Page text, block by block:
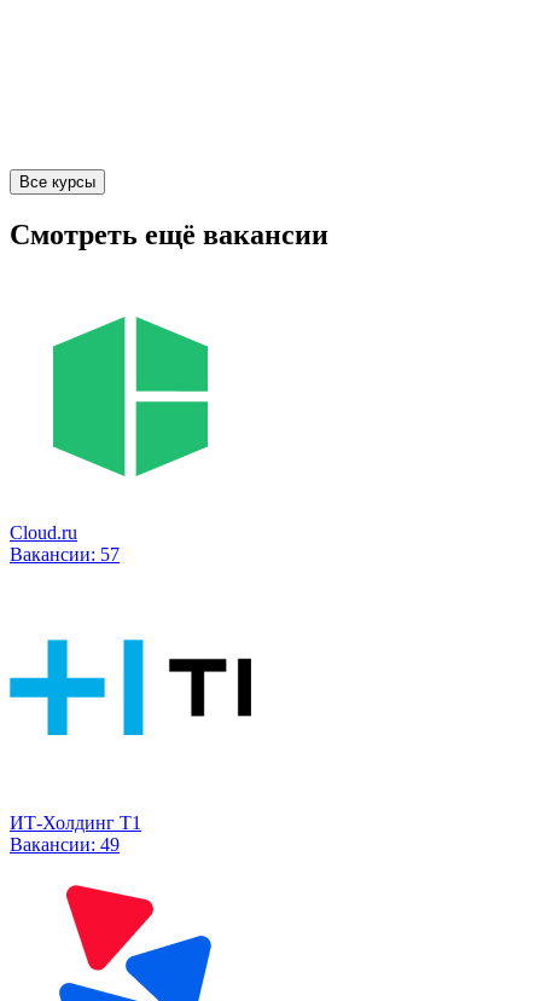
Все курсы
Смотреть ещё вакансии
Cloud.ru
Вакансии: 57
ИТ-Холдинг Т1
Вакансии: 49